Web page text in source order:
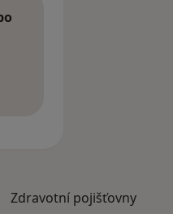
Zdravotní pojišťovny